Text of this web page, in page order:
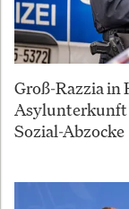
Groß-Razzia in
Asylunterkunft
Sozial-Abzocke